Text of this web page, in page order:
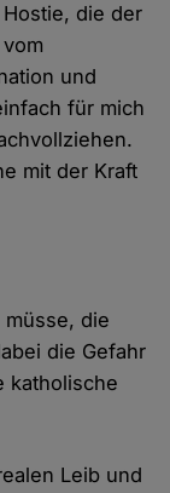
die der
und
für mich
mit der Kraft
die
die Gefahr
katholische
Leib und